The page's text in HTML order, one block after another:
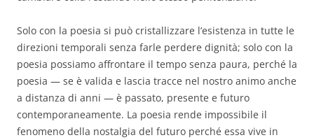
Solo con la poesia si può cristallizzare l’esistenza in tutte le
direzioni temporali senza farle perdere dignità; solo con la
poesia possiamo affrontare il tempo senza paura, perché la
poesia — se è valida e lascia tracce nel nostro animo anche
a distanza di anni — è passato, presente e futuro
contemporaneamente. La poesia rende impossibile il
fenomeno della nostalgia del futuro perché essa vive in